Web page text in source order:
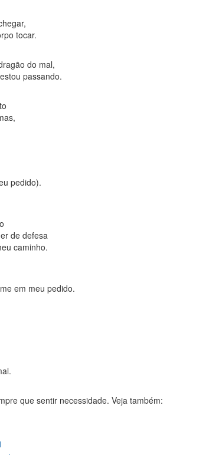
tocar.
do mal,
passando.
pedido).
de defesa
caminho.
em meu pedido.
que sentir necessidade. Veja também: